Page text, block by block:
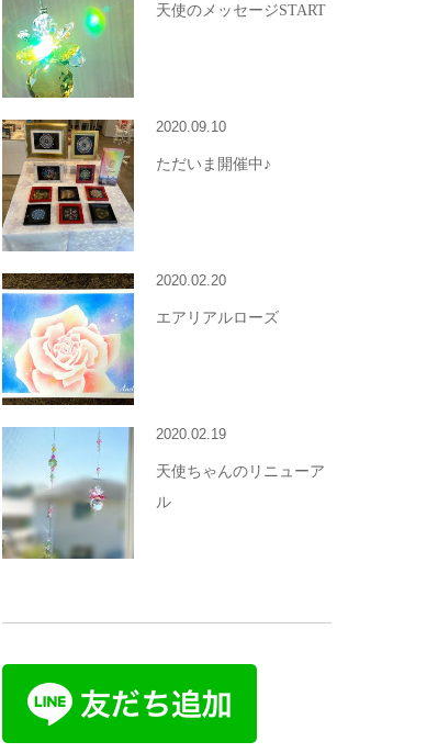
天使のメッセージSTART
2020.09.10
ただいま開催中♪
2020.02.20
エアリアルローズ
2020.02.19
天使ちゃんのリニューア
ル